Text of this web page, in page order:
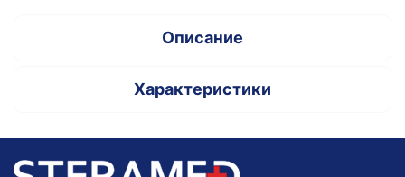
Описание
Характеристики